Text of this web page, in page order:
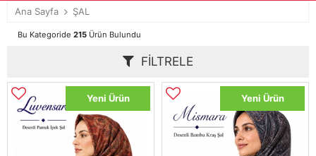
Ana Sayfa ŞAL
Bu Kategoride 215 Ürün Bulundu
FILTRELE
Yeni Ürün Yeni Ürün